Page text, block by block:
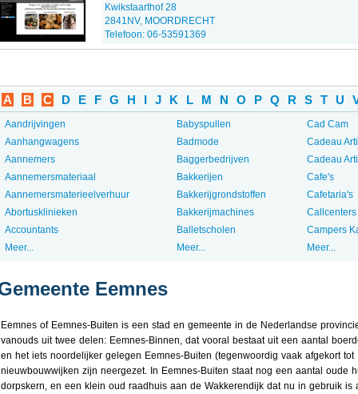
Kwikstaarthof 28
2841NV, MOORDRECHT
Telefoon: 06-53591369
A B C D E F G H I J K L M N O P Q R S T U
Aandrijvingen
Aanhangwagens
Aannemers
Aannemersmateriaal
Aannemersmaterieelverhuur
Abortusklinieken
Accountants
Meer...
Babyspullen
Badmode
Baggerbedrijven
Bakkerijen
Bakkerijgrondstoffen
Bakkerijmachines
Balletscholen
Meer...
Cad Cam
Cadeau
Cadeau
Cafe's
Cafetaria's
Callcenters
Campers
Meer...
Eemnes
Eemnes of Eemnes-Buiten is een stad en gemeente in de Nederlandse
vanouds uit twee delen: Eemnes-Binnen, dat vooral bestaat uit een aantal
en het iets noordelijker gelegen Eemnes-Buiten (tegenwoordig vaak afgekort
nieuwbouwwijken zijn neergezet. In Eemnes-Buiten staat nog een aantal oude
dorpskern, en een klein oud raadhuis aan de Wakkerendijk dat nu in gebruik is